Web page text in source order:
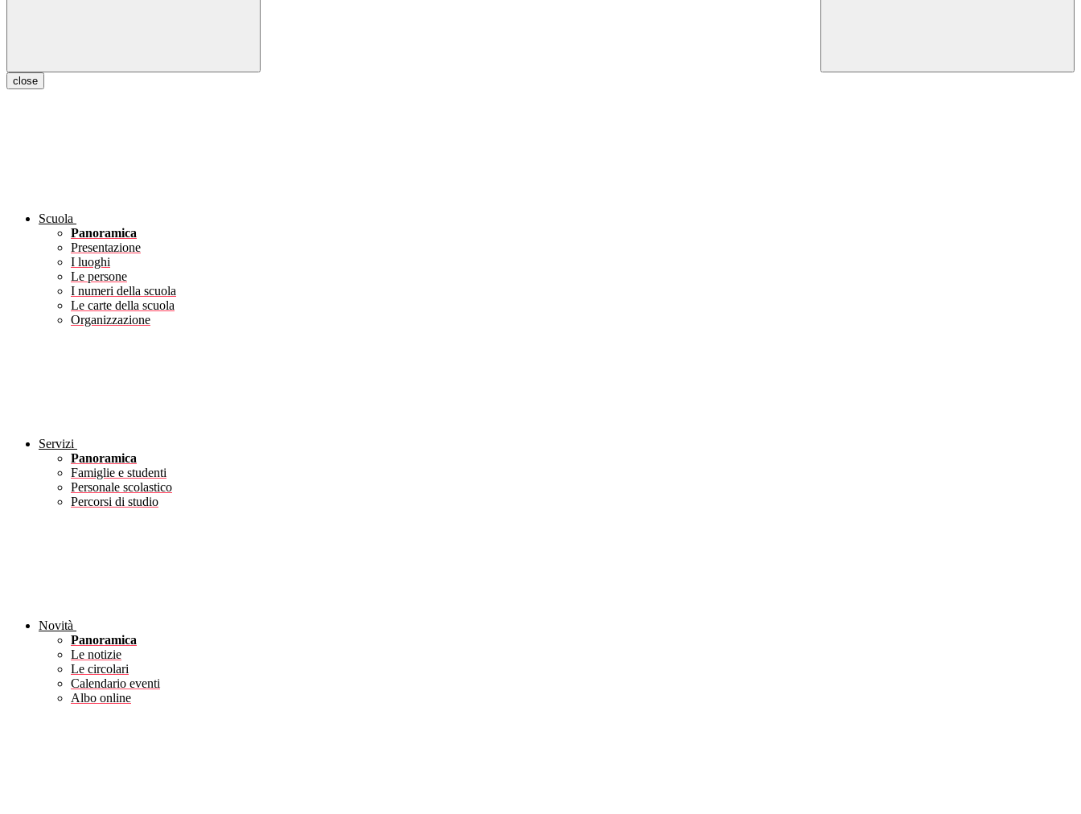
close
Scuola
Panoramica
Presentazione
I luoghi
Le persone
I numeri della scuola
Le carte della scuola
Organizzazione
Servizi
Panoramica
Famiglie e studenti
Personale scolastico
Percorsi di studio
Novità
Panoramica
Le notizie
Le circolari
Calendario eventi
Albo online